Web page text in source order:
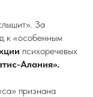
За
к «особенным
психоречевых
Алания».
признана